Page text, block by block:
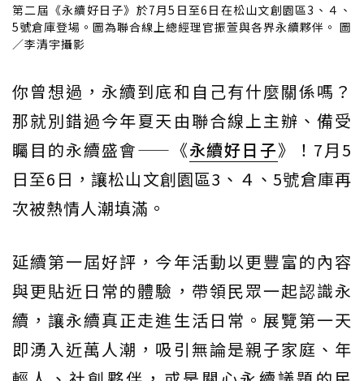
第二屆《永續好日子》於7月5日至6日在松山文創園區3、４、
5號倉庫登場。圖為聯合線上總經理官振萱與各界永續夥伴。 圖
／李清宇攝影
你曾想過，永續到底和自己有什麼關係嗎？
那就別錯過今年夏天由聯合線上主辦、備受
矚目的永續盛會——《永續好日子》！7月5
日至6日，讓松山文創園區3、４、5號倉庫再
次被熱情人潮填滿。
延續第一屆好評，今年活動以更豐富的內容
與更貼近日常的體驗，帶領民眾一起認識永
續，讓永續真正走進生活日常。展覽第一天
即湧入近萬人潮，吸引無論是親子家庭、年